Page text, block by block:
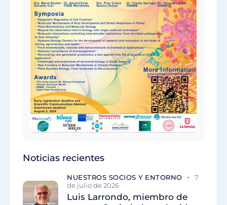
Noticias recientes
NUESTROS SOCIOS Y ENTORNO
7
de julio de 2026
Luis Larrondo, miembro de